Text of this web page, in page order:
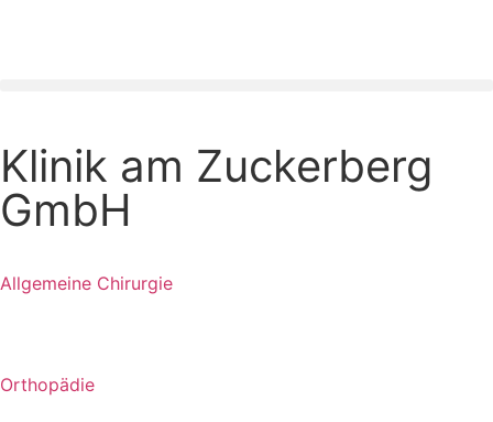
Klinik am Zuckerberg
GmbH
Allgemeine Chirurgie
Orthopädie